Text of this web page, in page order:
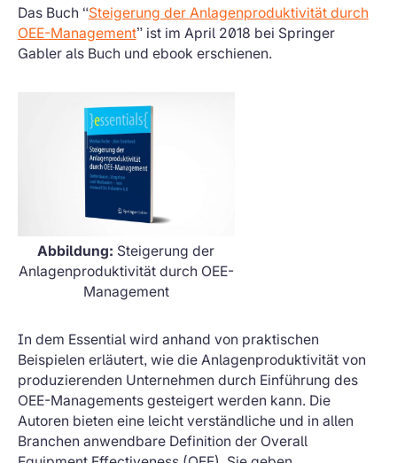
Das Buch “Steigerung der Anlagenproduktivität durch
OEE-Management” ist im April 2018 bei Springer
Gabler als Buch und ebook erschienen.
Abbildung: Steigerung der
Anlagenproduktivität durch OEE-
Management
In dem Essential wird anhand von praktischen
Beispielen erläutert, wie die Anlagenproduktivität von
produzierenden Unternehmen durch Einführung des
OEE-Managements gesteigert werden kann. Die
Autoren bieten eine leicht verständliche und in allen
Branchen anwendbare Definition der Overall